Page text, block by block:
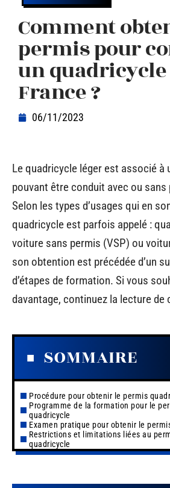
Comment
permis pour
un
France ?
06/11/2023
Le quadricycle léger est associé à
pouvant être conduit avec ou
Selon les types d’usages qui en
quadricycle est parfois appelé :
voiture sans permis (VSP) ou
son obtention est précédée d’un
d’étapes de formation. Si vous
davantage, continuez la lecture de
SOMMAIRE
Procédure pour obtenir le permis
Programme de la formation pour le
quadricycle
Examen pratique pour obtenir le
Restrictions et limitations liées au
quadricycle